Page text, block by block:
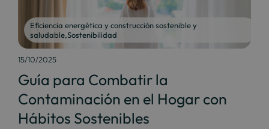
Eficiencia energética y construcción sostenible y
saludable,Sostenibilidad
15/10/2025
Guía para Combatir la
Contaminación en el Hogar con
Hábitos Sostenibles